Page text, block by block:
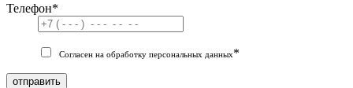
Телефон*
Согласен на обработку персональных данных*
отправить